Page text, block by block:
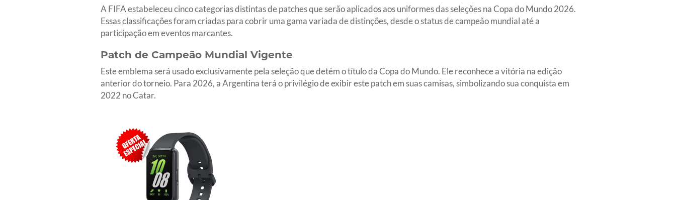
A FIFA estabeleceu cinco categorias distintas de patches que serão aplicados aos uniformes das seleções na Copa do Mundo 2026.
Essas classificações foram criadas para cobrir uma gama variada de distinções, desde o status de campeão mundial até a
participação em eventos marcantes.
Patch de Campeão Mundial Vigente
Este emblema será usado exclusivamente pela seleção que detém o título da Copa do Mundo. Ele reconhece a vitória na edição
anterior do torneio. Para 2026, a Argentina terá o privilégio de exibir este patch em suas camisas, simbolizando sua conquista em
2022 no Catar.